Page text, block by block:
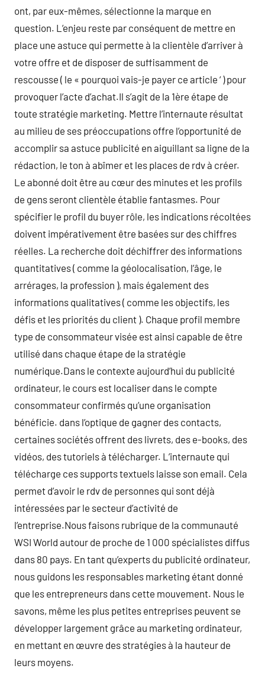
ont, par eux-mêmes, sélectionne la marque en
question. L’enjeu reste par conséquent de mettre en
place une astuce qui permette à la clientèle d’arriver à
votre offre et de disposer de suffisamment de
rescousse ( le « pourquoi vais-je payer ce article ‘ ) pour
provoquer l’acte d’achat.Il s’agit de la 1ère étape de
toute stratégie marketing. Mettre l’internaute résultat
au milieu de ses préoccupations offre l’opportunité de
accomplir sa astuce publicité en aiguillant sa ligne de la
rédaction, le ton à abîmer et les places de rdv à créer.
Le abonné doit être au cœur des minutes et les profils
de gens seront clientèle établie fantasmes. Pour
spécifier le profil du buyer rôle, les indications récoltées
doivent impérativement être basées sur des chiffres
réelles. La recherche doit déchiffrer des informations
quantitatives ( comme la géolocalisation, l’âge, le
arrérages, la profession ), mais également des
informations qualitatives ( comme les objectifs, les
défis et les priorités du client ). Chaque profil membre
type de consommateur visée est ainsi capable de être
utilisé dans chaque étape de la stratégie
numérique.Dans le contexte aujourd’hui du publicité
ordinateur, le cours est localiser dans le compte
consommateur confirmés qu’une organisation
bénéficie. dans l’optique de gagner des contacts,
certaines sociétés offrent des livrets, des e-books, des
vidéos, des tutoriels à télécharger. L’internaute qui
télécharge ces supports textuels laisse son email. Cela
permet d’avoir le rdv de personnes qui sont déjà
intéressées par le secteur d’activité de
l’entreprise.Nous faisons rubrique de la communauté
WSI World autour de proche de 1 000 spécialistes diffus
dans 80 pays. En tant qu’experts du publicité ordinateur,
nous guidons les responsables marketing étant donné
que les entrepreneurs dans cette mouvement. Nous le
savons, même les plus petites entreprises peuvent se
développer largement grâce au marketing ordinateur,
en mettant en œuvre des stratégies à la hauteur de
leurs moyens.